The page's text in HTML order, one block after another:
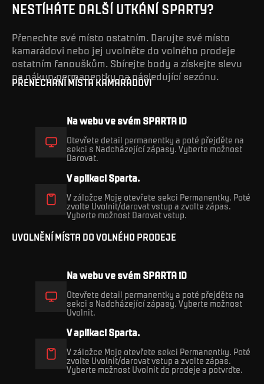
NESTÍHÁTE DALŠÍ UTKÁNÍ SPARTY?
Přenechte své místo ostatním. Darujte své místo
kamarádovi nebo jej uvolněte do volného prodeje
ostatním fanouškům. Sbírejte body a získejte slevu
na nákup permanentky na následující sezónu.
PŘENECHÁNÍ MÍSTA KAMARÁDOVI
Na webu ve svém SPARTA iD
Otevřete detail permanentky a poté přejděte na
sekci s Nadcházející zápasy. Vyberte možnost
Darovat.
V aplikaci Sparta.
V záložce Moje otevřete sekci Permanentky. Poté
zvolte Uvolnit/darovat vstup a zvolte zápas.
Vyberte možnost Darovat vstup.
UVOLNĚNÍ MÍSTA DO VOLNÉHO PRODEJE
Na webu ve svém SPARTA iD
Otevřete detail permanentky a poté přejděte na
sekci s Nadcházející zápasy. Vyberte možnost
Uvolnit.
V aplikaci Sparta.
V záložce Moje otevřete sekci Permanentky. Poté
zvolte Uvolnit/darovat vstup a zvolte zápas.
Vyberte možnost Uvolnit do prodeje a potvrďte.